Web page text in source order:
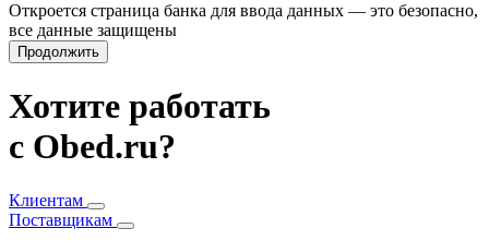
Откроется страница банка для ввода данных — это безопасно,
все данные защищены
Продолжить
Хотите работать
с Obed.ru?
Клиентам
Поставщикам